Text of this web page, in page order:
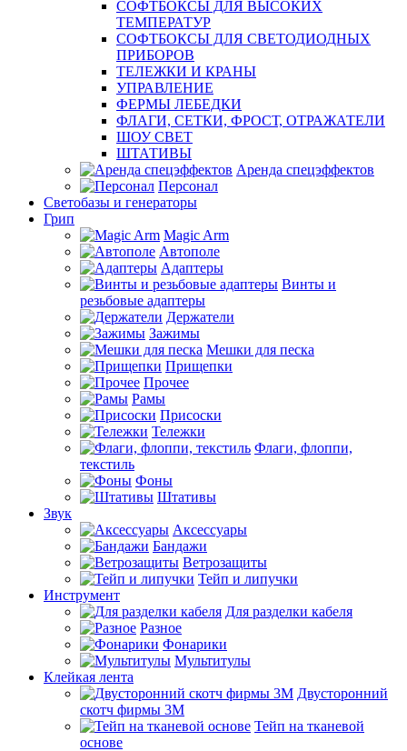
СОФТБОКСЫ ДЛЯ ВЫСОКИХ
ТЕМПЕРАТУР
СОФТБОКСЫ ДЛЯ СВЕТОДИОДНЫХ
ПРИБОРОВ
ТЕЛЕЖКИ И КРАНЫ
УПРАВЛЕНИЕ
ФЕРМЫ ЛЕБЕДКИ
ФЛАГИ, СЕТКИ, ФРОСТ, ОТРАЖАТЕЛИ
ШОУ СВЕТ
ШТАТИВЫ
Аренда спецэффектов
Персонал
Светобазы и генераторы
Грип
Magic Arm
Автополе
Адаптеры
Винты и
резьбовые адаптеры
Держатели
Зажимы
Мешки для песка
Прищепки
Прочее
Рамы
Присоски
Тележки
Флаги, флоппи,
текстиль
Фоны
Штативы
Звук
Аксессуары
Бандажи
Ветрозащиты
Тейп и липучки
Инструмент
Для разделки кабеля
Разное
Фонарики
Мультитулы
Клейкая лента
Двусторонний
скотч фирмы 3M
Тейп на тканевой
основе